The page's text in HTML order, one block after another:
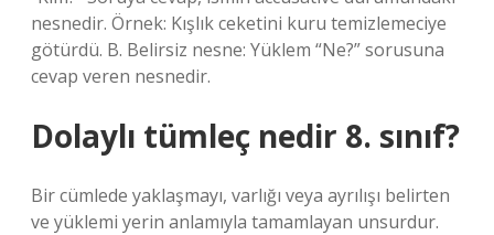
nesnedir. Örnek: Kışlık ceketini kuru temizlemeciye
götürdü. B. Belirsiz nesne: Yüklem “Ne?” sorusuna
cevap veren nesnedir.
Dolaylı tümleç nedir 8. sınıf?
Bir cümlede yaklaşmayı, varlığı veya ayrılışı belirten
ve yüklemi yerin anlamıyla tamamlayan unsurdur.